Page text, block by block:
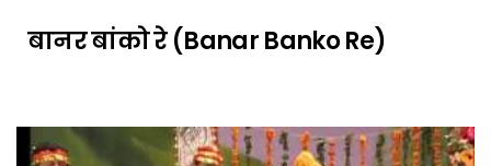
बानर बांको रे (Banar Banko Re)